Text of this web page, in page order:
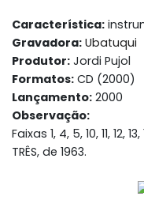
Característica:
Gravadora: Ubatuqui
Produtor: Jordi Pujol
Formatos: CD (2000)
Lançamento: 2000
Observação:
Faixas 1, 4, 5, 10, 11, 12,
TRÊS, de 1963.